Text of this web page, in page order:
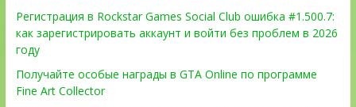
Регистрация в Rockstar Games Social Club ошибка #1.500.7:
как зарегистрировать аккаунт и войти без проблем в 2026
году
Получайте особые награды в GTA Online по программе
Fine Art Collector